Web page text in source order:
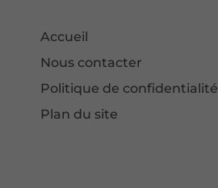
Accueil
Nous contacter
Politique de confidentialité
Plan du site